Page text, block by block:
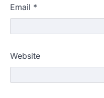
Email *
Website